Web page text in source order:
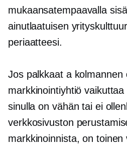
mukaansatempaavalla
ainutlaatuisen
periaatteesi.
Jos palkkaat a kolmannen
markkinointiyhtiö vaikuttaa
sinulla on vähän tai ei
verkkosivuston
markkinoinnista, on toinen